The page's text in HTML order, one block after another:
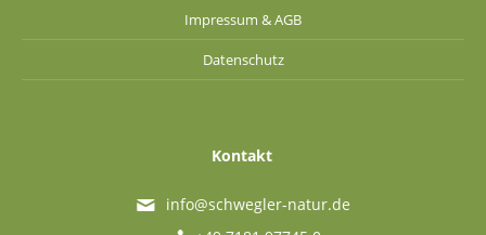
Impressum & AGB
Datenschutz
Kontakt
info@schwegler-natur.de